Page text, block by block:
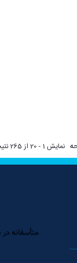
نمایش 1 - 20 از 265 نتیجه